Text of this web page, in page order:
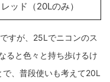
ッド（20Lのみ）
すが、25Lでニコンのス
ると色々と持ち歩けるけ
、普段使いも考えて20L